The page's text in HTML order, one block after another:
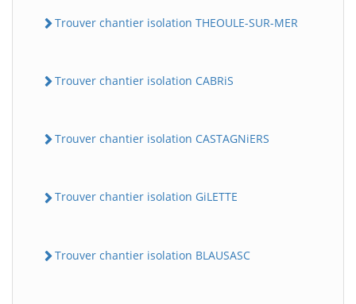
Trouver chantier isolation THEOULE-SUR-MER
Trouver chantier isolation CABRiS
Trouver chantier isolation CASTAGNiERS
Trouver chantier isolation GiLETTE
Trouver chantier isolation BLAUSASC